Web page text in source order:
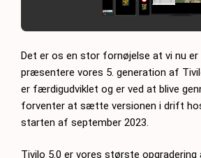
Det er os en stor fornøjelse at vi nu er
præsentere vores 5. generation af
er færdigudviklet og er ved at blive
forventer at sætte versionen i drift
starten af september 2023.
Tivilo 5.0 er vores største